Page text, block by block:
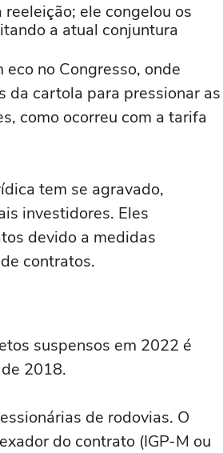
ele congelou os
a atual conjuntura
no Congresso, onde
da cartola para pressionar as
como ocorreu com a tarifa
tem se agravado,
investidores. Eles
devido a medidas
contratos.
suspensos em 2022 é
2018.
de rodovias. O
do contrato (IGP-M ou